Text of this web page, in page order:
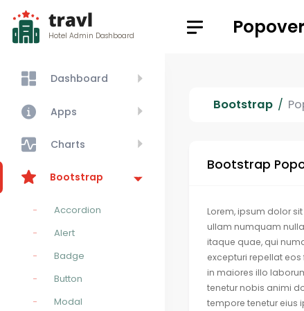
Hotel Admin Dashboard Popover
Dashboard
Apps
Charts
Bootstrap
Accordion
Alert
Badge
Button
Modal
Bootstrap
Bootstrap
Lorem, ipsum dolor
ullam numquam
itaque quae, qui
excepturi repellat
in maiores illo
tenetur nobis animi
tempore tenetur eius